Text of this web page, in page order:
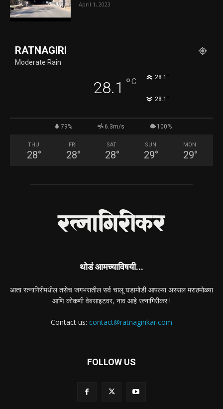
April 1, 2023
RATNAGIRI
Moderate Rain
28.1 °C 28.1
28.1
79% 6.3m/s 100%
THU
28°
FRI
28°
SAT
28°
SUN
29°
MON
29°
थोडं आमच्याविषयी...
आता रत्नागिरीमधील तसेच जगभरातील सर्व चालू घडामोडी आपल्या अस्सल मराठमोळ्या
आणि कोकणी वेबसाइटवर, नाव आहे रत्नागिरीकर !
Contact us: contact@ratnagirikar.com
FOLLOW US